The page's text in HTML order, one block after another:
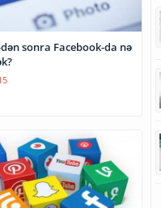
sonra Facebook-da nə